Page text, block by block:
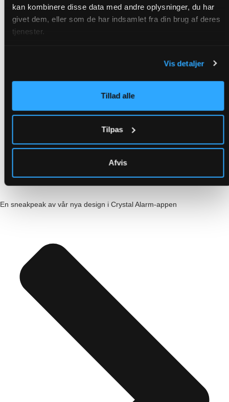
kan kombinere disse data med andre oplysninger, du har
givet dem, eller som de har indsamlet fra din brug af deres
tjenester.
Vis detaljer
Tillad alle
Tilpas
Afvis
En sneakpeak av vår nya design i Crystal Alarm-appen